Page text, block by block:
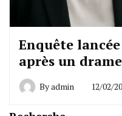
Enquête
après un
Byadmin 12/02/